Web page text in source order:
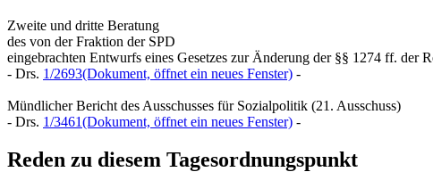
Zweite und dritte Beratung
des von der Fraktion der SPD
eingebrachten Entwurfs eines Gesetzes zur Änderung der §§ 1274 ff. der
- Drs. 1/2693(Dokument, öffnet ein neues Fenster) -
Mündlicher Bericht des Ausschusses für Sozialpolitik (21. Ausschuss)
- Drs. 1/3461(Dokument, öffnet ein neues Fenster) -
Reden zu diesem Tagesordnungspunkt